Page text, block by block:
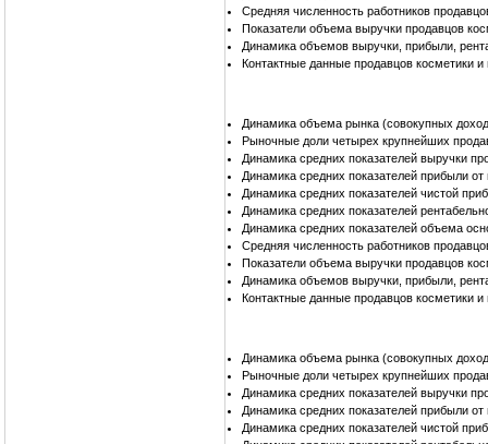
Средняя численность работников
Показатели объема выручки продавцов
Динамика объемов выручки, прибыли,
Контактные данные продавцов косметики
Динамика объема рынка (совокупных
Рыночные доли четырех крупнейших
Динамика средних показателей выручки
Динамика средних показателей прибыли
Динамика средних показателей чистой
Динамика средних показателей
Динамика средних показателей объема
Средняя численность работников
Показатели объема выручки продавцов
Динамика объемов выручки, прибыли,
Контактные данные продавцов косметики
Динамика объема рынка (совокупных
Рыночные доли четырех крупнейших
Динамика средних показателей выручки
Динамика средних показателей прибыли
Динамика средних показателей чистой